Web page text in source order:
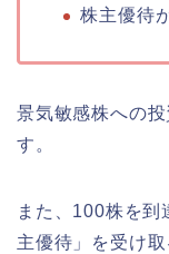
株主優待
景気敏感株への
す。
また、100株を到
主優待」を受け